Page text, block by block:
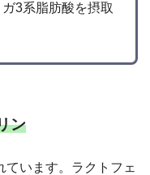
3系脂肪酸を摂取
ン
ています。ラクトフェ